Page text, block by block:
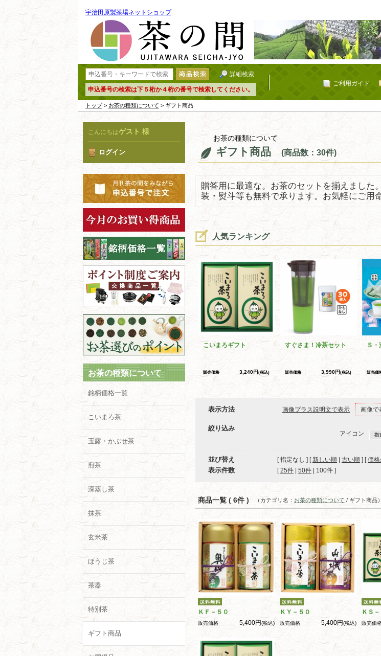
宇治田原製茶場ネットショップ
詳細検索
申込番号の検索は下５桁か４桁の番号で検索してください。
ご利用ガイド
トップ> お茶の種類について > ギフト商品
こんにちはゲスト 様
ログイン
お茶の種類について
銘柄価格一覧
こいまろ茶
玉露・かぶせ茶
煎茶
深蒸し茶
抹茶
玄米茶
ほうじ茶
茶器
特別茶
ギフト商品
お茶の種類について
ギフト商品 (商品数：30件)
贈答用に最適な。お茶のセットを揃えました
装・熨斗等も無料で承ります。お気軽にご用
人気ランキング
こいまろギフト
販売価格 3,240円(税込)
すぐさま！冷茶セット
販売価格 3,990円(税込)
Ｓ
販売価
表示方法 画像プラス説明文で表示 画像で
絞り込み
アイコン
並び替え [ 指定なし ] [ 新しい順 古い順 ] [価
表示件数 [ 25件 50件 100件 ]
商品一覧 ( 6件 ) （カテゴリ名： お茶の種類について / ギフト商品）
ＫＦ－５０
販売価格 5,400円(税込)
ＫＹ－５０
販売価格 5,400円(税込)
ＫＳ
販売価